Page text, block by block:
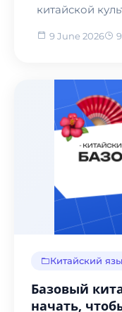
китайской
9 June 2026
Китайский
Базовый
начать,